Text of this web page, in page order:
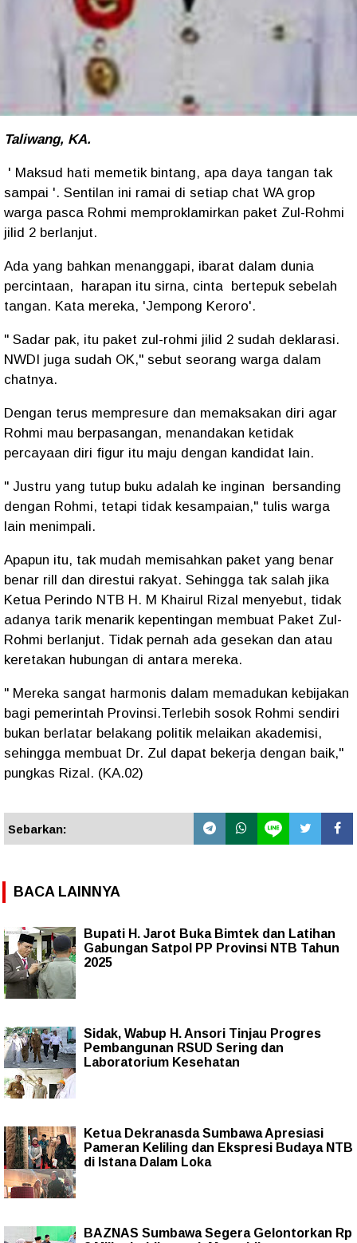
Taliwang, KA.
' Maksud hati memetik bintang, apa daya tangan tak
sampai '. Sentilan ini ramai di setiap chat WA grop
warga pasca Rohmi memproklamirkan paket Zul-Rohmi
jilid 2 berlanjut.
Ada yang bahkan menanggapi, ibarat dalam dunia
percintaan, harapan itu sirna, cinta bertepuk sebelah
tangan. Kata mereka, 'Jempong Keroro'.
" Sadar pak, itu paket zul-rohmi jilid 2 sudah deklarasi.
NWDI juga sudah OK," sebut seorang warga dalam
chatnya.
Dengan terus mempresure dan memaksakan diri agar
Rohmi mau berpasangan, menandakan ketidak
percayaan diri figur itu maju dengan kandidat lain.
" Justru yang tutup buku adalah ke inginan bersanding
dengan Rohmi, tetapi tidak kesampaian," tulis warga
lain menimpali.
Apapun itu, tak mudah memisahkan paket yang benar
benar rill dan direstui rakyat. Sehingga tak salah jika
Ketua Perindo NTB H. M Khairul Rizal menyebut, tidak
adanya tarik menarik kepentingan membuat Paket Zul-
Rohmi berlanjut. Tidak pernah ada gesekan dan atau
keretakan hubungan di antara mereka.
" Mereka sangat harmonis dalam memadukan kebijakan
bagi pemerintah Provinsi.Terlebih sosok Rohmi sendiri
bukan berlatar belakang politik melaikan akademisi,
sehingga membuat Dr. Zul dapat bekerja dengan baik,"
pungkas Rizal. (KA.02)
Sebarkan:
BACA LAINNYA
Bupati H. Jarot Buka Bimtek dan Latihan
Gabungan Satpol PP Provinsi NTB Tahun
2025
Sidak, Wabup H. Ansori Tinjau Progres
Pembangunan RSUD Sering dan
Laboratorium Kesehatan
Ketua Dekranasda Sumbawa Apresiasi
Pameran Keliling dan Ekspresi Budaya NTB
di Istana Dalam Loka
BAZNAS Sumbawa Segera Gelontorkan Rp